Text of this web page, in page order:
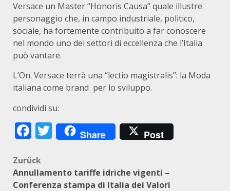
Versace un Master “Honoris Causa” quale illustre
personaggio che, in campo industriale, politico,
sociale, ha fortemente contribuito a far conoscere
nel mondo uno dei settori di eccellenza che l’Italia
può vantare.
L’On. Versace terrà una “lectio magistralis”: la Moda
italiana come brand per lo sviluppo.
condividi su:
Facebook
Twitter
Share Post
Beitragsnavigation
Zurück
Annullamento tariffe idriche vigenti –
Conferenza stampa di Italia dei Valori